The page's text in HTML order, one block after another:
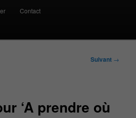
Contact
Suivant →
‘A prendre où